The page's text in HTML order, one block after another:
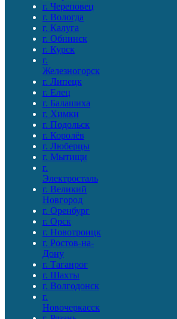
г. Череповец
г. Вологда
г. Калуга
г. Обнинск
г. Курск
г.
Железногорск
г. Липецк
г. Елец
г. Балашиха
г. Химки
г. Подольск
г. Королёв
г. Люберцы
г. Мытищи
г.
Электросталь
г. Великий
Новгород
г. Оренбург
г. Орск
г. Новотроицк
г. Ростов-на-
Дону
г. Таганрог
г. Шахты
г. Волгодонск
г.
Новочеркасск